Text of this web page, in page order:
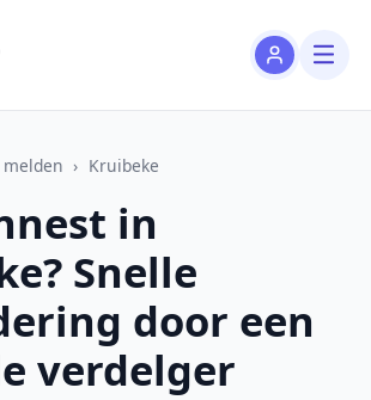
› Kruibeke
in
Snelle
door een
verdelger